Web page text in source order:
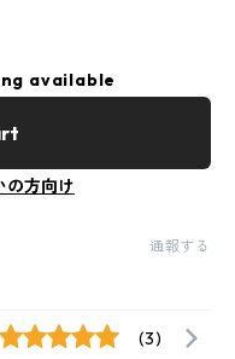
available
の方向け
通報する
(3)